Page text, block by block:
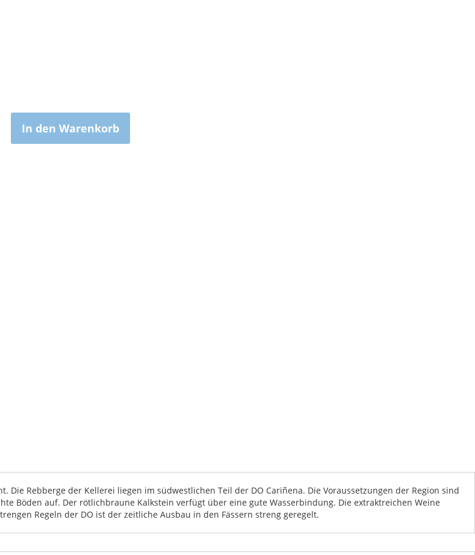
In den Warenkorb
Rebberge der Kellerei liegen im südwestlichen Teil der DO Cariñena. Die Voraussetzungen der Region sind
Böden auf. Der rötlichbraune Kalkstein verfügt über eine gute Wasserbindung. Die extraktreichen Weine
Regeln der DO ist der zeitliche Ausbau in den Fässern streng geregelt.